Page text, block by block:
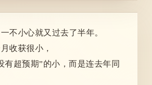
不小心就又过去了半年。
收获很小，
有超预期”的小，而是连去年同